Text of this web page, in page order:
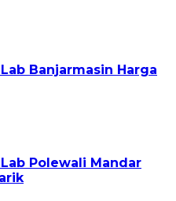
Lab Banjarmasin Harga
Lab Polewali Mandar